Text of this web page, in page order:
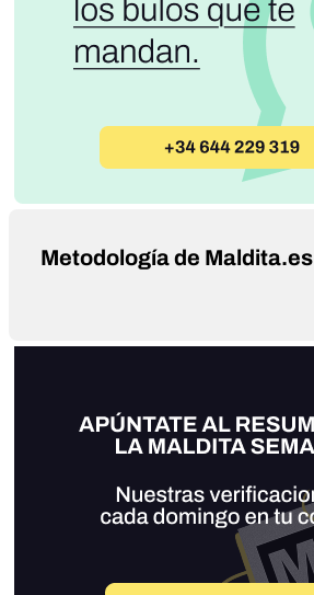
Metodología de Maldita.es